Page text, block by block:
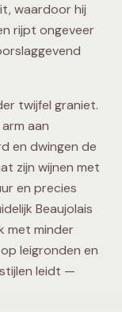
waardoor hij
rijpt ongeveer
twijfel graniet.
aan
en dwingen de
zijn wijnen met
en precies
Beaujolais
met minder
leigronden en
leidt —